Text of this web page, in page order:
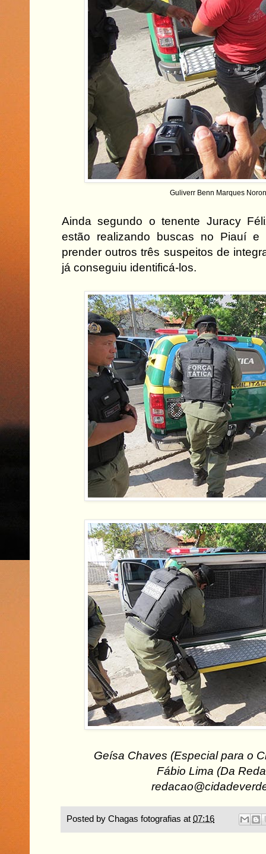
Guliverr Benn Marques
Ainda segundo o tenente Juracy
estão realizando buscas no Piauí e
prender outros três suspeitos de
já conseguiu identificá-los.
Geísa Chaves (Especial para o
Fábio Lima (Da
Posted by Chagas fotografias at 07:16